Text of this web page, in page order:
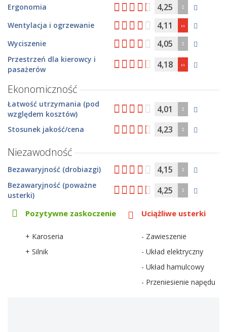
Ergonomia 4,25
Wentylacja i ogrzewanie 4,11
Wyciszenie 4,05
Przestrzeń dla kierowcy i
pasażerów
4,18
Ekonomiczność
Łatwość utrzymania (pod
względem kosztów)
4,01
Stosunek jakość/cena 4,23
Niezawodność
Bezawaryjność (drobiazgi) 4,15
Bezawaryjność (poważne
usterki)
4,25
Pozytywne zaskoczenie
+ Karoseria
+ Silnik
Uciążliwe usterki
- Zawieszenie
- Układ elektryczny
- Układ hamulcowy
- Przeniesienie napędu